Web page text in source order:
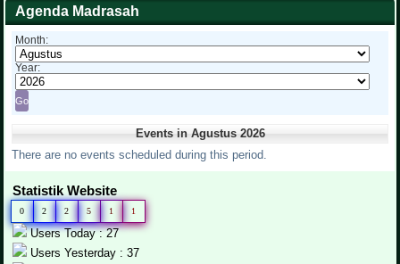
Agenda Madrasah
Month:
Year:
Events in Agustus 2026
There are no events scheduled during this period.
Statistik Website
0 2 2 5 1 1
Users Today : 27
Users Yesterday : 37